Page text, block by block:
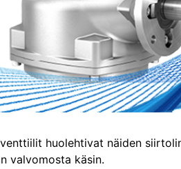
huolehtivat näiden
valvomosta käsin.